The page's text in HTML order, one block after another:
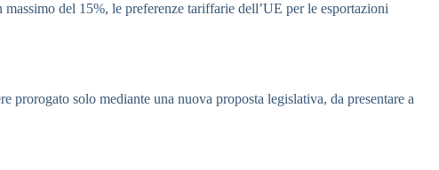
del 15%, le preferenze tariffarie dell’UE per le esportazioni
prorogato solo mediante una nuova proposta legislativa, da presentare a